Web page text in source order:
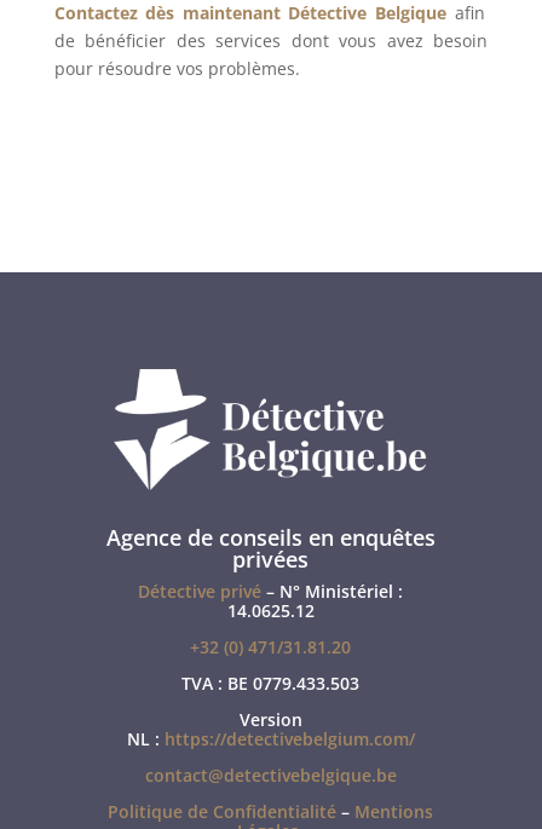
Contactez dès maintenant Détective Belgique afin
de bénéficier des services dont vous avez besoin
pour résoudre vos problèmes.
Agence de conseils en enquêtes
privées
Détective privé – N° Ministériel :
14.0625.12
+32 (0) 471/31.81.20
TVA : BE 0779.433.503
Version
NL : https://detectivebelgium.com/
contact@detectivebelgique.be
Politique de Confidentialité – Mentions